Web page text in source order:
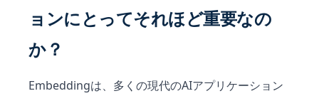
ョンにとってそれほど重要なの
か？
Embeddingは、多くの現代のAIアプリケーション